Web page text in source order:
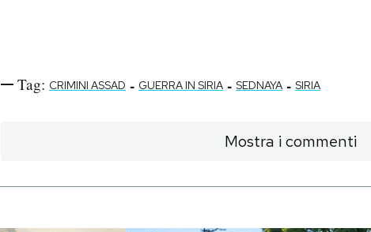
Tag: CRIMINI ASSAD - GUERRA IN SIRIA - SEDNAYA - SIRIA
Mostra i commenti